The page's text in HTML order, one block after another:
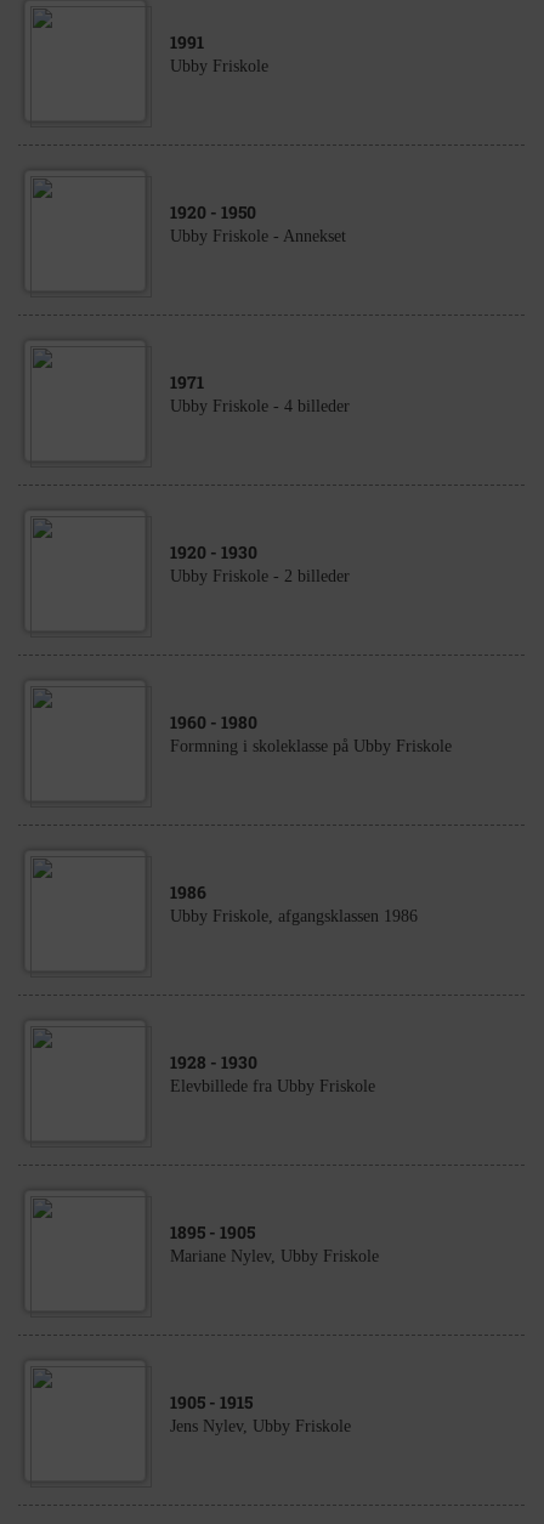
1991
Ubby Friskole
1920 - 1950
Ubby Friskole - Annekset
1971
Ubby Friskole - 4 billeder
1920 - 1930
Ubby Friskole - 2 billeder
1960 - 1980
Formning i skoleklasse på Ubby Friskole
1986
Ubby Friskole, afgangsklassen 1986
1928 - 1930
Elevbillede fra Ubby Friskole
1895 - 1905
Mariane Nylev, Ubby Friskole
1905 - 1915
Jens Nylev, Ubby Friskole